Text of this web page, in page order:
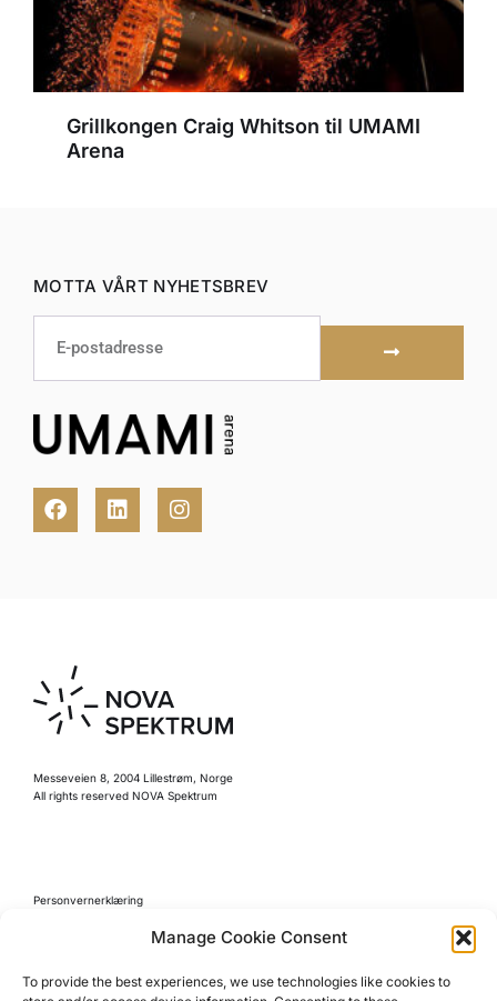
Manage Cookie Consent
To provide the best experiences, we use technologies like cookies to
Grillkongen Craig Whitson til UMAMI
Arena
MOTTA VÅRT NYHETSBREV
Messeveien 8, 2004 Lillestrøm, Norge
All rights reserved NOVA Spektrum
Personvernerklæring
Cookie Policy (EU)